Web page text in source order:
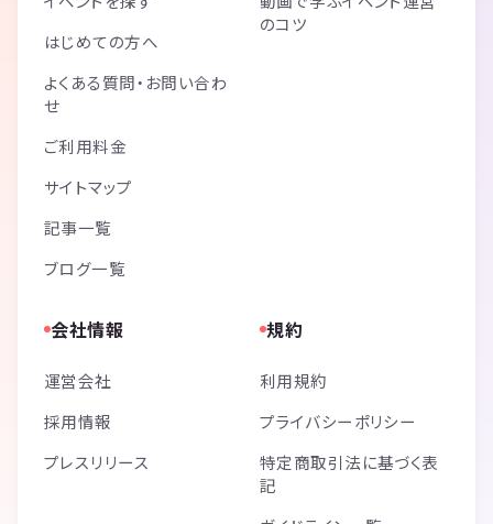
はじめての方へ
よくある質問・お問い合わ
せ
ご利用料金
サイトマップ
記事一覧
ブログ一覧
のコツ
会社情報
運営会社
採用情報
プレスリリース
規約
利用規約
プライバシーポリシー
特定商取引法に基づく表
記